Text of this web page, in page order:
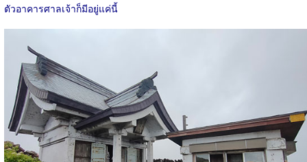
ตัวอาคารศาลเจ้าก็มีอยู่แค่นี้